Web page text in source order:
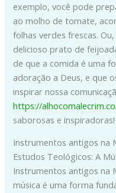
exemplo, você pode
ao molho de tomate,
folhas verdes frescas.
delicioso prato de
de que a comida é uma
adoração a Deus, e que
inspirar nossa
https://
saborosas e inspiradoras!
Instrumentos antigos na
Estudos Teológicos: A
Instrumentos antigos na
música é uma forma